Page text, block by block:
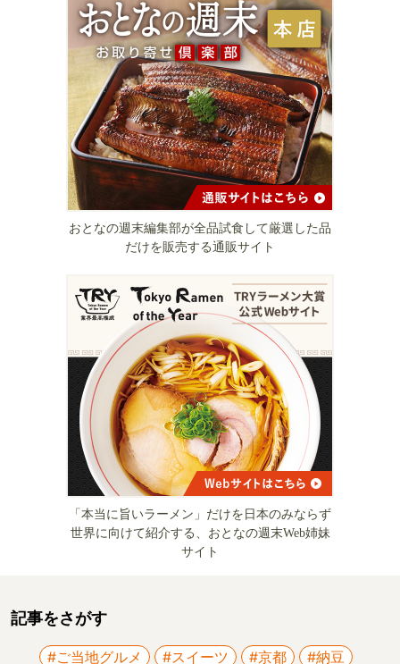
おとなの週末編集部が全品試食して厳選した品
だけを販売する通販サイト
「本当に旨いラーメン」だけを日本のみならず
世界に向けて紹介する、おとなの週末Web姉妹
サイト
記事をさがす
#ご当地グルメ #スイーツ #京都 #納豆